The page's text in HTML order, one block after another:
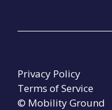
© Mobility Ground
Privacy Policy
Terms of Service